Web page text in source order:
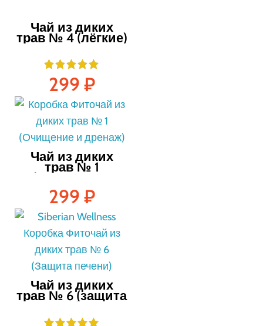
Чай из диких
трав № 4 (лёгкие)
— 30 пакетиков
299 ₽
Чай из диких
трав № 1
(очищение и
дренаж) 30
пакетиков
299 ₽
Чай из диких
трав № 6 (защита
печени) — 30
пакетиков